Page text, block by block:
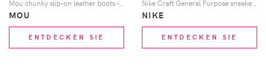
MOU
ENTDECKEN SIE
NIKE
ENTDECKEN SIE